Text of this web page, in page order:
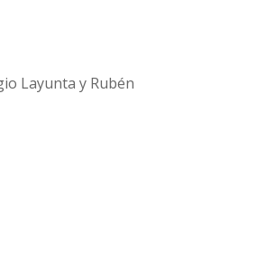
Layunta y Rubén